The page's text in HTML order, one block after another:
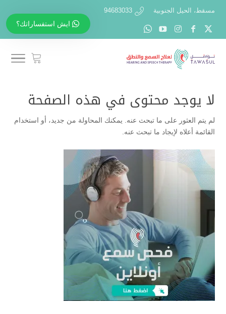
مسقط، الحيل الجنوبية 94683033
لا يوجد محتوى في هذه الصفحة
لم يتم العثور على ما تبحث عنه. يمكنك المحاولة من جديد، أو استخدام
القائمة أعلاه لإيجاد ما تبحث عنه.
ايش استفساراتك؟